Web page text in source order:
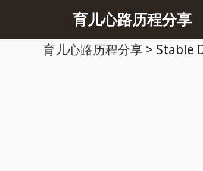
育儿心路历程分享
育儿心路历程分享 > Stable